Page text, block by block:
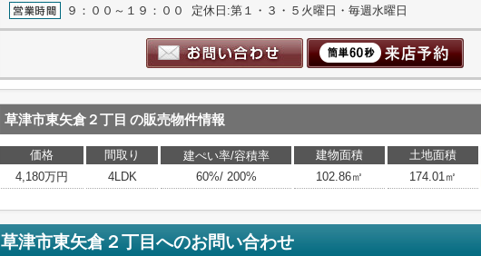
９：００～１９：００ 定休日:第１・３・５火曜日・毎週水曜日
草津市東矢倉２丁目 の販売物件情報
価格 間取り 建ぺい率/容積率 建物面積 土地面積
4,180万円
4LDK 60%/ 200% 102.86㎡ 174.01㎡
草津市東矢倉２丁目 へのお問い合わせ